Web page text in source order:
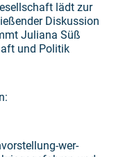
lädt zur
Diskussion
Juliana Süß
und Politik
wer-